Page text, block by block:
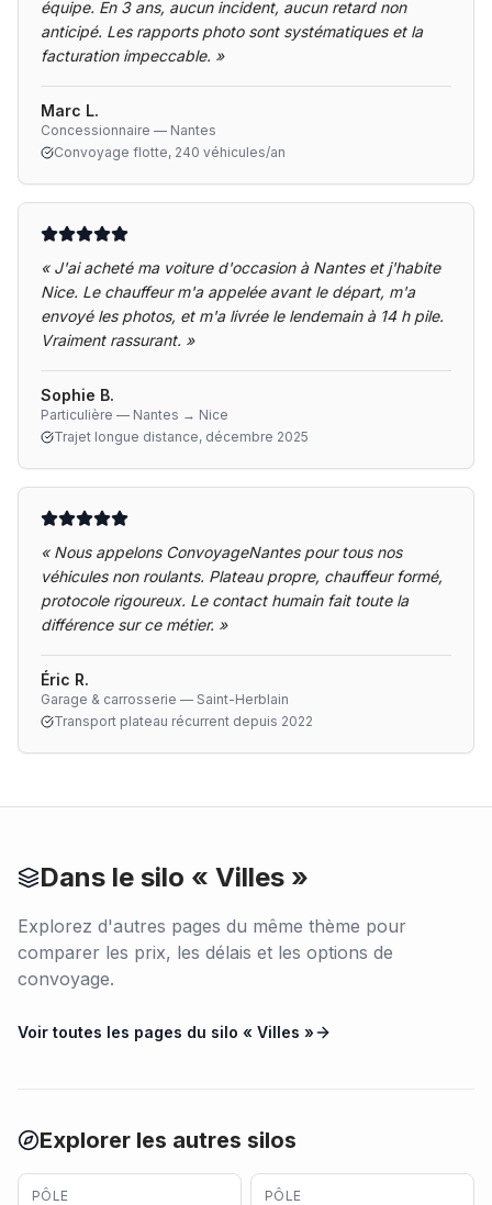
équipe. En 3 ans, aucun incident, aucun retard non
anticipé. Les rapports photo sont systématiques et la
facturation impeccable. »
Marc L.
Concessionnaire — Nantes
Convoyage flotte, 240 véhicules/an
« J'ai acheté ma voiture d'occasion à Nantes et j'habite
Nice. Le chauffeur m'a appelée avant le départ, m'a
envoyé les photos, et m'a livrée le lendemain à 14 h pile.
Vraiment rassurant. »
Sophie B.
Particulière — Nantes → Nice
Trajet longue distance, décembre 2025
« Nous appelons ConvoyageNantes pour tous nos
véhicules non roulants. Plateau propre, chauffeur formé,
protocole rigoureux. Le contact humain fait toute la
différence sur ce métier. »
Éric R.
Garage & carrosserie — Saint-Herblain
Transport plateau récurrent depuis 2022
Dans le silo « Villes »
Explorez d'autres pages du même thème pour
comparer les prix, les délais et les options de
convoyage.
Voir toutes les pages du silo « Villes »
Explorer les autres silos
PÔLE PÔLE